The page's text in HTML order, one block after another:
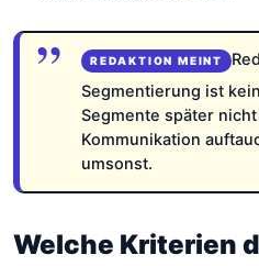
Segmentierung ist
Segmente später
Kommunikation
umsonst.
Welche Kriterien